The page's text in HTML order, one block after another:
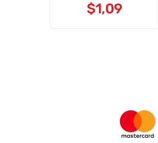
$1,09